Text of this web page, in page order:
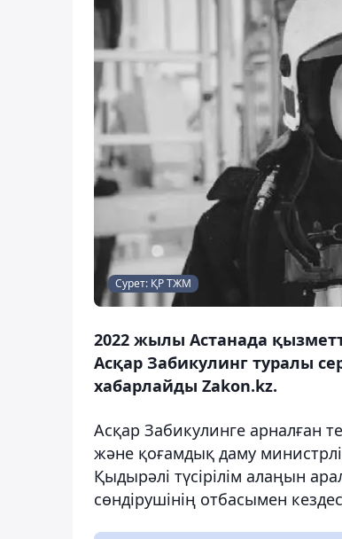
Сурет: ҚР ТЖМ
2022 жылы Астанада
Асқар Забикулинг туралы
хабарлайды Zakon.kz.
Асқар Забикулинге арналған
және қоғамдық даму
Қыдырәлі түсірілім алаңын
сөндірушінің отбасымен